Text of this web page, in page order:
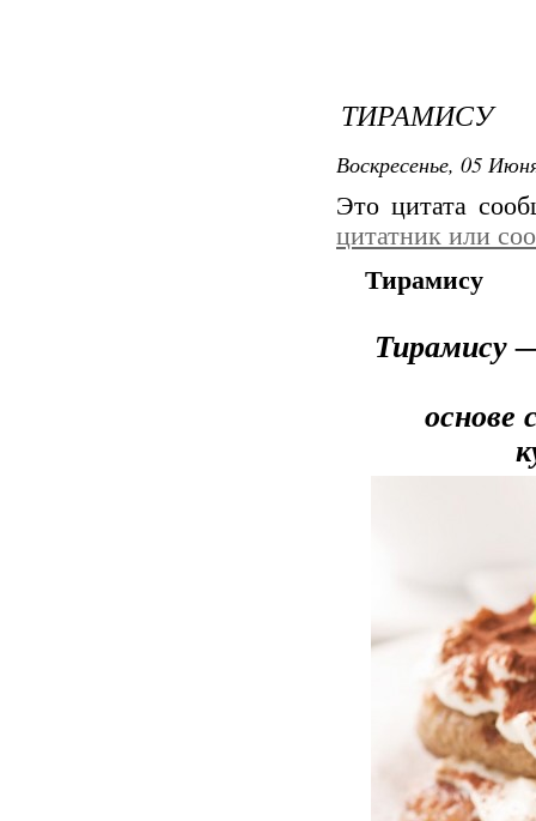
ТИРАМИСУ
Воскресенье, 05
Это цитата
цитатник или
Тирамису
Тирамису
основе